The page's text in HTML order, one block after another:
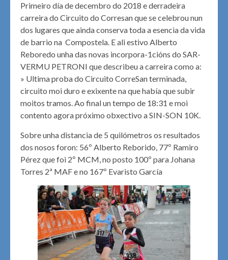
Primeiro día de decembro do 2018 e derradeira
carreira do Circuito do Corresan que se celebrou nun
dos lugares que ainda conserva toda a esencia da vida
de barrio na Compostela. E ali estivo Alberto
Reboredo unha das novas incorpora-1cións do SAR-
VERMU PETRONI que describeu a carreira como a:
» Ultima proba do Circuito CorreSan terminada,
circuito moi duro e exixente na que había que subir
moitos tramos. Ao final un tempo de 18:31 e moi
contento agora próximo obxectivo a SIN-SON 10K.
Sobre unha distancia de 5 quilómetros os resultados
dos nosos foron: 56º Alberto Reborido, 77º Ramiro
Pérez que foi 2º MCM, no posto 100º para Johana
Torres 2ª MAF e no 167º Evaristo García